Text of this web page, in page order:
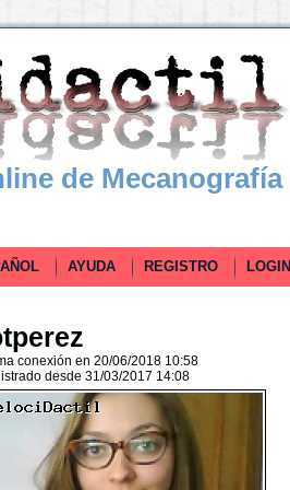
de Mecanografía
AYUDA REGISTRO LOGIN
conexión en 20/06/2018 10:58
desde 31/03/2017 14:08